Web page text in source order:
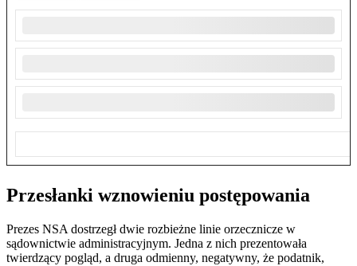
Przesłanki wznowieniu postępowania
Prezes NSA dostrzegł dwie rozbieżne linie orzecznicze w
sądownictwie administracyjnym. Jedna z nich prezentowała
twierdzący pogląd, a druga odmienny, negatywny, że podatnik,